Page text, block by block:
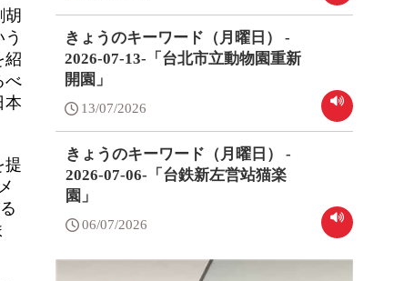
紹
べ
本
提
きょうのキーワード（月曜日） -
2026-07-13-「台北市立動物園重新
開園」
13/07/2026
きょうのキーワード（月曜日） -
2026-07-06-「台鉄新左営站猫楽
園」
06/07/2026